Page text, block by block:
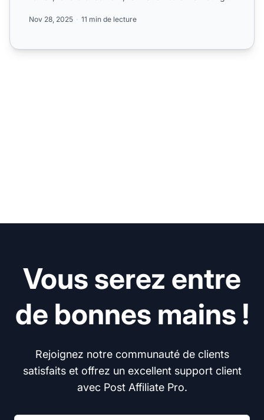
Nov 28, 2025 11 min de lecture
Vous serez entre
de bonnes mains !
Rejoignez notre communauté de clients
satisfaits et offrez un excellent support client
avec Post Affiliate Pro.